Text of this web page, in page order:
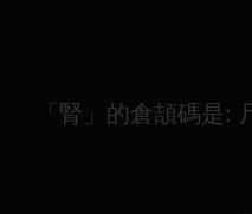
「腎」的倉頡碼是: